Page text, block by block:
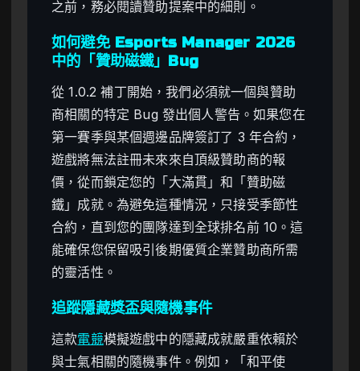
之前，務必閱讀贊助提案中的細則。
如何避免 Esports Manager 2026
中的「贊助磁鐵」Bug
從 1.0.2 補丁開始，我們必須就一個與贊助
商相關的特定 Bug 發出個人警告。如果您在
第一賽季與某個週邊品牌簽訂了 3 年合約，
遊戲將無法註冊未來來自頂級贊助商的報
價，從而鎖定您的「大滿貫」和「贊助磁
鐵」成就。為避免這種情況，只接受季節性
合約，直到您的團隊達到全球排名前 10。這
能確保您保留吸引後期優質企業贊助商所需
的靈活性。
追蹤隱藏獎盃與隨機事件
這款電競模擬遊戲中的隱藏成就嚴重依賴於
與士氣相關的隨機事件。例如，「和平使